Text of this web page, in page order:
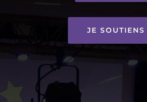
JE SOUTIENS